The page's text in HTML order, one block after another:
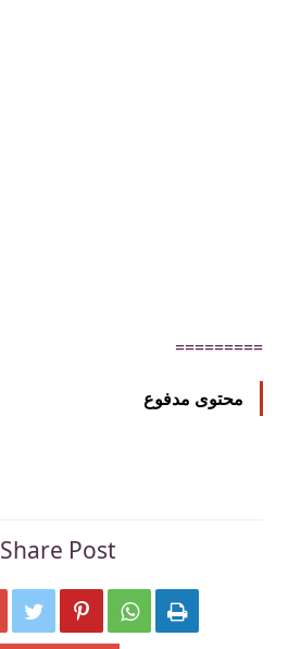
=========
محتوى مدفوع
Share Post
   